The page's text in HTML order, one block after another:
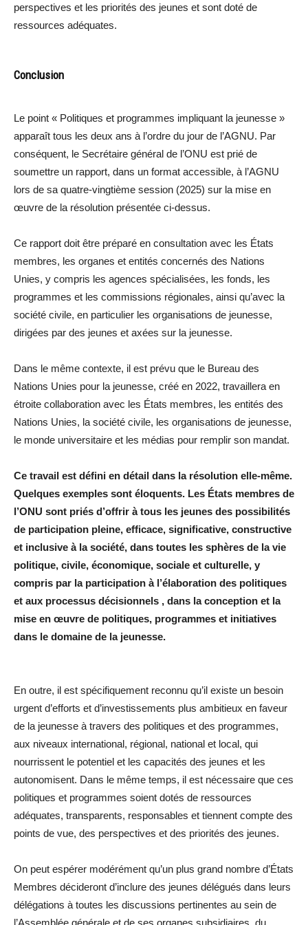
perspectives et les priorités des jeunes et sont doté de
ressources adéquates.
Conclusion
Le point « Politiques et programmes impliquant la jeunesse »
apparaît tous les deux ans à l’ordre du jour de l’AGNU. Par
conséquent, le Secrétaire général de l’ONU est prié de
soumettre un rapport, dans un format accessible, à l’AGNU
lors de sa quatre-vingtième session (2025) sur la mise en
œuvre de la résolution présentée ci-dessus.
Ce rapport doit être préparé en consultation avec les États
membres, les organes et entités concernés des Nations
Unies, y compris les agences spécialisées, les fonds, les
programmes et les commissions régionales, ainsi qu’avec la
société civile, en particulier les organisations de jeunesse,
dirigées par des jeunes et axées sur la jeunesse.
Dans le même contexte, il est prévu que le Bureau des
Nations Unies pour la jeunesse, créé en 2022, travaillera en
étroite collaboration avec les États membres, les entités des
Nations Unies, la société civile, les organisations de jeunesse,
le monde universitaire et les médias pour remplir son mandat.
Ce travail est défini en détail dans la résolution elle-même.
Quelques exemples sont éloquents. Les États membres de
l’ONU sont priés d’offrir à tous les jeunes des possibilités
de participation pleine, efficace, significative, constructive
et inclusive à la société, dans toutes les sphères de la vie
politique, civile, économique, sociale et culturelle, y
compris par la participation à l’élaboration des politiques
et aux processus décisionnels , dans la conception et la
mise en œuvre de politiques, programmes et initiatives
dans le domaine de la jeunesse.
En outre, il est spécifiquement reconnu qu’il existe un besoin
urgent d’efforts et d’investissements plus ambitieux en faveur
de la jeunesse à travers des politiques et des programmes,
aux niveaux international, régional, national et local, qui
nourrissent le potentiel et les capacités des jeunes et les
autonomisent. Dans le même temps, il est nécessaire que ces
politiques et programmes soient dotés de ressources
adéquates, transparents, responsables et tiennent compte des
points de vue, des perspectives et des priorités des jeunes.
On peut espérer modérément qu’un plus grand nombre d’États
Membres décideront d’inclure des jeunes délégués dans leurs
délégations à toutes les discussions pertinentes au sein de
l’Assemblée générale et de ses organes subsidiaires, du